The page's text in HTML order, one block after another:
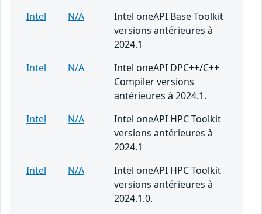
Intel
N/A
Intel oneAPI Base Toolkit
versions antérieures à
2024.1
Intel
N/A
Intel oneAPI DPC++/C++
Compiler versions
antérieures à 2024.1.
Intel
N/A
Intel oneAPI HPC Toolkit
versions antérieures à
2024.1
Intel
N/A
Intel oneAPI HPC Toolkit
versions antérieures à
2024.1.0.